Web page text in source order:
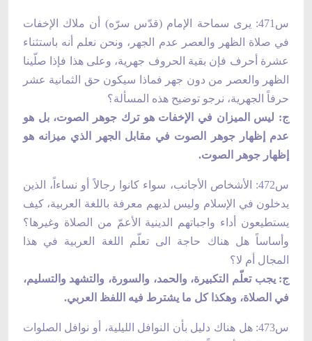
س471: يرى سماحة الإمام (قدّس سرّه) أن ملاك الإخفات
في صلاة الظهر والعصر عدم الجهر، ونحن نعلم أنه باستثناء
عشرة أحرف فإن بقية الحروف جهرية، وعلى هذا فإذا صلّينا
الظهر والعصر من دون جهر فماذا سيكون حق الثمانية عشر
حرفاً الجهرية، نرجو توضيح هذه المسألة؟
ج: ليس الميزان في الإخفات هو ترك جوهر الصوت، بل هو
عدم إظهار جوهر الصوت في مقابل الجهر الذي ميزانه هو
إظهار جوهر الصوت.
س472: الأشخاص الأجانب، سواء كانوا رجالاً أو نساءاً، الذين
يدخلون في الإسلام وليس لديهم معرفة باللغة العربية، كيف
يستطيعون أداء واجباتهم الدينية الأعمّ من الصلاة وغيرها؟
وأساساً هل هناك حاجة الى تعلّم اللغة العربية في هذا
المجال أم لا؟
ج: يجب تعلّم التكبيرة، والحمد، والسورة، والتشهد والتسليم،
في الصلاة، وهكذا كل ما يشترط فيه اللفظ العربي.
س473: هل هناك دليل بأن النوافل الليلية، أو نوافل الصلوات